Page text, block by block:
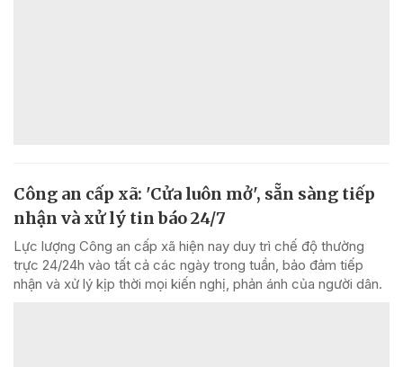
Công an cấp xã: 'Cửa luôn mở', sẵn sàng tiếp
nhận và xử lý tin báo 24/7
Lực lượng Công an cấp xã hiện nay duy trì chế độ thường
trực 24/24h vào tất cả các ngày trong tuần, bảo đảm tiếp
nhận và xử lý kịp thời mọi kiến nghị, phản ánh của người dân.